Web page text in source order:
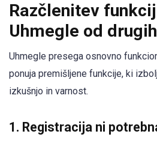
Razčlenitev
Uhmegle od
Uhmegle presega osnovno
ponuja premišljene funkcije, ki
izkušnjo in varnost.
1. Registracija ni